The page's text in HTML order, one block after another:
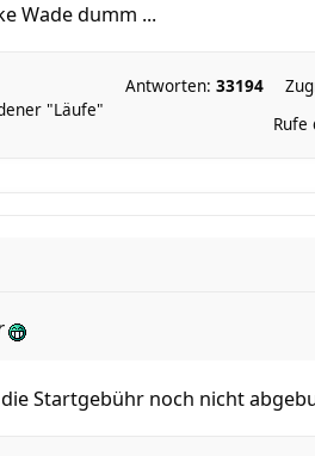
Wade dumm ...
"Läufe"
Antworten: 33194
Rufe
Startgebühr noch nicht